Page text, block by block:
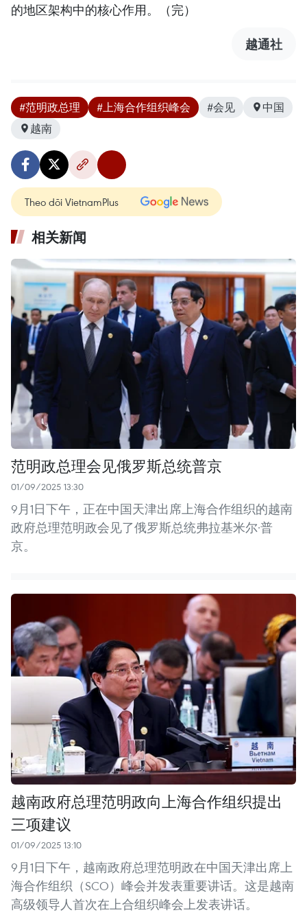
的地区架构中的核心作用。（完）
越通社
#范明政总理 #上海合作组织峰会 #会见
中国
越南
Theo dõi VietnamPlus
相关新闻
范明政总理会见俄罗斯总统普京
01/09/2025 13:30
9月1日下午，正在中国天津出席上海合作组织的越南
政府总理范明政会见了俄罗斯总统弗拉基米尔·普
京。
越南政府总理范明政向上海合作组织提出
三项建议
01/09/2025 13:10
9月1日下午，越南政府总理范明政在中国天津出席上
海合作组织（SCO）峰会并发表重要讲话。这是越南
高级领导人首次在上合组织峰会上发表讲话。